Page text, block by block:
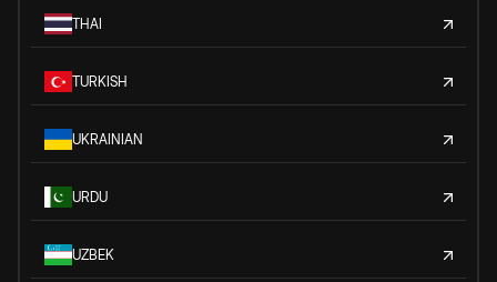
THAI
TURKISH
UKRAINIAN
URDU
UZBEK